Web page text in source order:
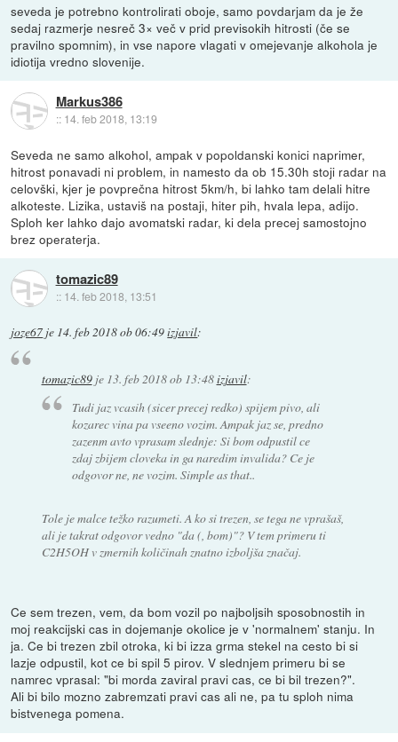
seveda je potrebno kontrolirati oboje, samo povdarjam da je že
sedaj razmerje nesreč 3× več v prid previsokih hitrosti (če se
pravilno spomnim), in vse napore vlagati v omejevanje alkohola je
idiotija vredno slovenije.
Markus386
:: 14. feb 2018, 13:19
Seveda ne samo alkohol, ampak v popoldanski konici naprimer,
hitrost ponavadi ni problem, in namesto da ob 15.30h stoji radar na
celovški, kjer je povprečna hitrost 5km/h, bi lahko tam delali hitre
alkoteste. Lizika, ustaviš na postaji, hiter pih, hvala lepa, adijo.
Sploh ker lahko dajo avomatski radar, ki dela precej samostojno
brez operaterja.
tomazic89
:: 14. feb 2018, 13:51
joze67 je 14. feb 2018 ob 06:49izjavil:
tomazic89je 13. feb 2018 ob 13:48izjavil:
Tudi jaz vcasih (sicer precej redko) spijem pivo, ali
kozarec vina pa vseeno vozim. Ampak jaz se, predno
zazenm avto vprasam slednje: Si bom odpustil ce
zdaj zbijem cloveka in ga naredim invalida? Ce je
odgovor ne, ne vozim. Simple as that..
Tole je malce težko razumeti. A ko si trezen, se tega ne vprašaš,
ali je takrat odgovor vedno "da (, bom)"? V tem primeru ti
C2H5OH v zmernih količinah znatno izboljša značaj.
Ce sem trezen, vem, da bom vozil po najboljsih sposobnostih in
moj reakcijski cas in dojemanje okolice je v 'normalnem' stanju. In
ja. Ce bi trezen zbil otroka, ki bi izza grma stekel na cesto bi si
lazje odpustil, kot ce bi spil 5 pirov. V slednjem primeru bi se
namrec vprasal: "bi morda zaviral pravi cas, ce bi bil trezen?".
Ali bi bilo mozno zabremzati pravi cas ali ne, pa tu sploh nima
bistvenega pomena.